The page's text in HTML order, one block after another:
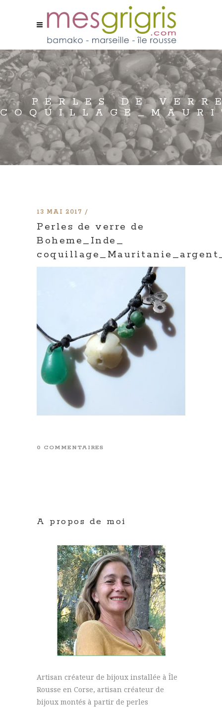
PERLES DE
13 MAI 2017
Perles de verre de
Boheme_Inde_
0 COMMENTAIRES
A propos de moi
Artisan créateur de bijoux installée à Île
Rousse en Corse, artisan créateur de
bijoux montés à partir de perles